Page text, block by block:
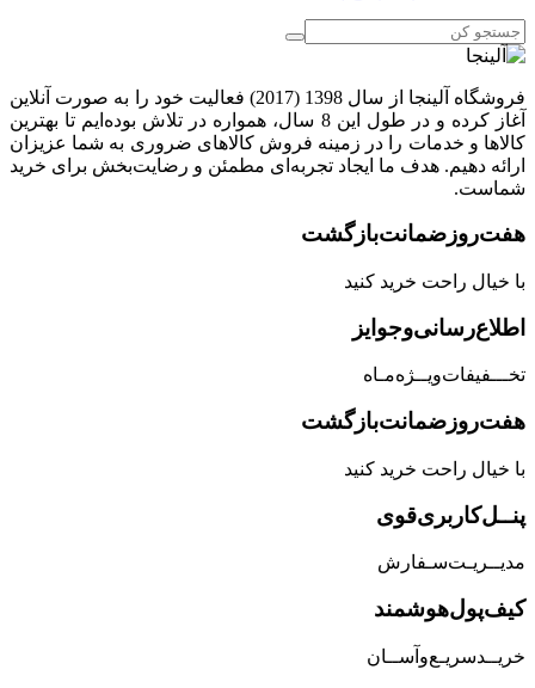
فروشگاه آلینجا از سال 1398 (2017) فعالیت خود را به صورت آنلاین
آغاز کرده و در طول این 8 سال، همواره در تلاش بوده‌ایم تا بهترین
کالاها و خدمات را در زمینه فروش کالاهای ضروری به شما عزیزان
ارائه دهیم. هدف ما ایجاد تجربه‌ای مطمئن و رضایت‌بخش برای خرید
شماست.
هفت‌روز‌ضمانت‌بازگشت
با خیال راحت خرید کنید
اطلاع‌رسانی‌و‌جوایز
تخـــفیفات‌ویــژه‌مـاه
هفت‌روز‌ضمانت‌بازگشت
با خیال راحت خرید کنید
پنــل‌کاربری‌قوی
مدیــریـت‌سـفارش
کیف‌پول‌هوشمند
خریــد‌سریـع‌و‌آســان